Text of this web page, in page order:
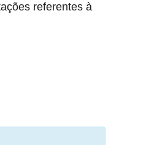
referentes à